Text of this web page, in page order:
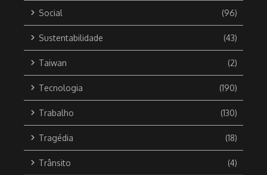
Social (96)
Sustentabilidade (43)
Taiwan (2)
Tecnologia (190)
Trabalho (130)
Tragédia (18)
Trânsito (4)